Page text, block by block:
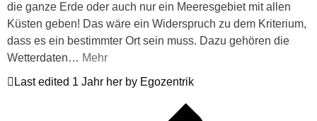
die ganze Erde oder auch nur ein Meeresgebiet mit allen
Küsten geben! Das wäre ein Widerspruch zu dem Kriterium,
dass es ein bestimmter Ort sein muss. Dazu gehören die
Wetterdaten… Mehr
Last edited 1 Jahr her by Egozentrik